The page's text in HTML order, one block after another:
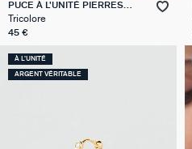
PUCE À L'UNITÉ PIERRES
NATURELLES MIX & MATCH
Tricolore
45 €
À L'UNITÉ
ARGENT VÉRITABLE